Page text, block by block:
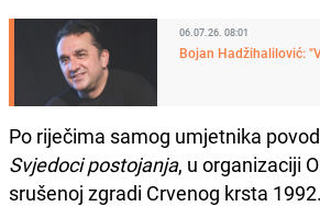
06.07.26. 08:01
Bojan Hadžihalilović:
Po riječima samog umjetnika
Svjedoci postojanja, u organizaciji
srušenoj zgradi Crvenog krsta